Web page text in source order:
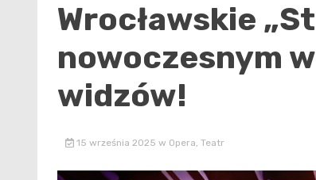
Wrocławskie
nowoczesnym
widzów!
15 września 2025 w Opera, Teatr